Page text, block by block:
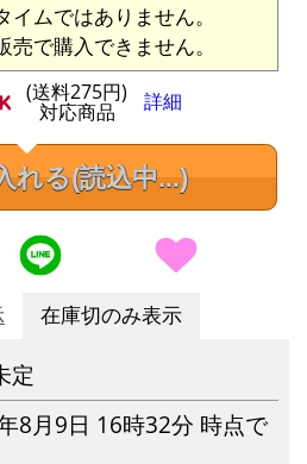
ムではありません。
で購入できません。
(送料275円)
対応商品 詳細
れる(読込中...)
在庫切のみ表示
定
8月9日 16時32分 時点で